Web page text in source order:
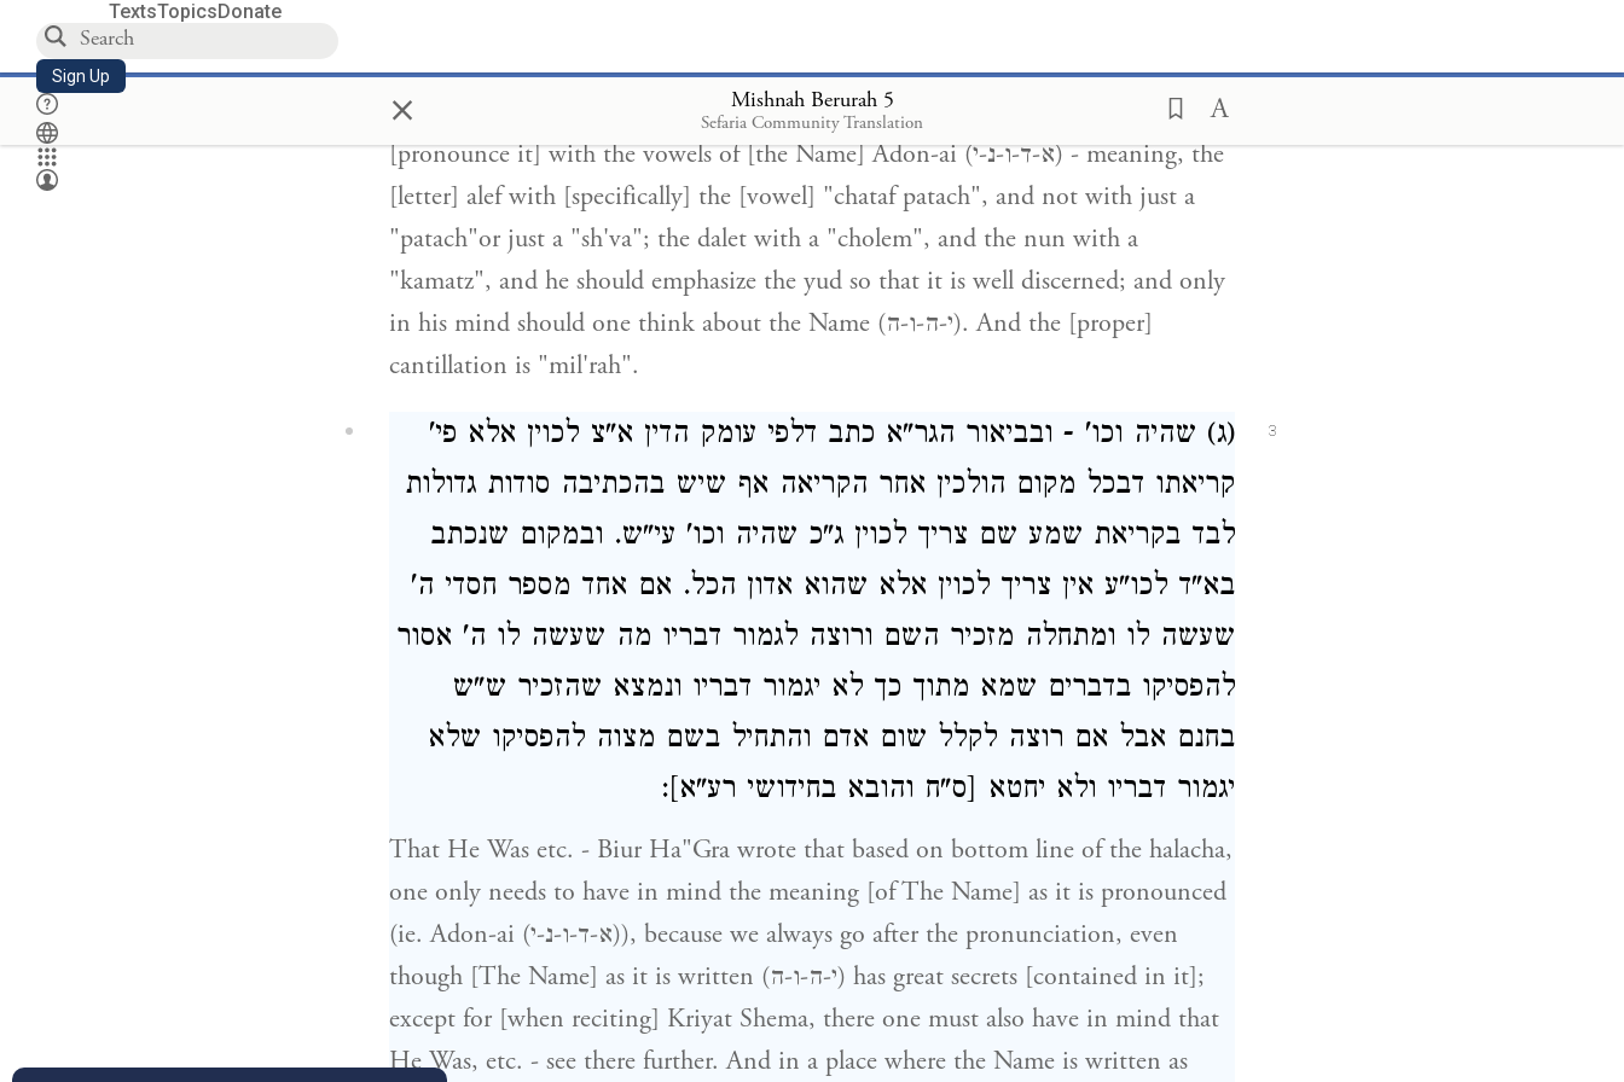
TextsTopicsDonate
Sign Up × Mishnah Berurah 5
Sefaria Community Translation
written] with it's letters has no portion in the World to Come". Rather, one
must pronounce it as if the Name Adon-ai (א-ד-ו-נ-י) was written, and also
[pronounce it] with the vowels of [the Name] Adon-ai (א-ד-ו-נ-י) - meaning, the
[letter] alef with [specifically] the [vowel] "chataf patach", and not with just a
"patach"or just a "sh'va"; the dalet with a "cholem", and the nun with a
"kamatz", and he should emphasize the yud so that it is well discerned; and only
in his mind should one think about the Name (י-ה-ו-ה). And the [proper]
cantillation is "mil'rah".
3
(ג) שהיה וכו' - ובביאור הגר"א כתב דלפי עומק הדין א"צ לכוין אלא פי'
קריאתו דבכל מקום הולכין אחר הקריאה אף שיש בהכתיבה סודות גדולות
לבד בקריאת שמע שם צריך לכוין ג"כ שהיה וכו' עי"ש. ובמקום שנכתב
בא"ד לכו"ע אין צריך לכוין אלא שהוא אדון הכל. אם אחד מספר חסדי ה'
שעשה לו ומתחלה מזכיר השם ורוצה לגמור דבריו מה שעשה לו ה' אסור
להפסיקו בדברים שמא מתוך כך לא יגמור דבריו ונמצא שהזכיר ש"ש
בחנם אבל אם רוצה לקלל שום אדם והתחיל בשם מצוה להפסיקו שלא
יגמור דבריו ולא יחטא [ס"ח והובא בחידושי רע"א]:
That He Was etc. - Biur Ha"Gra wrote that based on bottom line of the halacha,
one only needs to have in mind the meaning [of The Name] as it is pronounced
(ie. Adon-ai (א-ד-ו-נ-י)), because we always go after the pronunciation, even
though [The Name] as it is written (י-ה-ו-ה) has great secrets [contained in it];
except for [when reciting] Kriyat Shema, there one must also have in mind that
He Was, etc. - see there further. And in a place where the Name is written as